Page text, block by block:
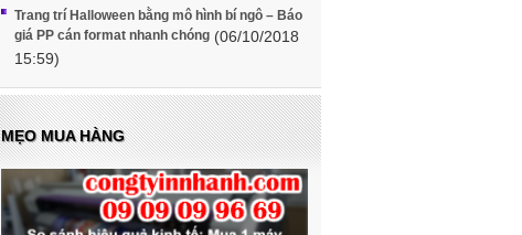
Trang trí Halloween bằng mô hình bí ngô – Báo
giá PP cán format nhanh chóng (06/10/2018
15:59)
MẸO MUA HÀNG